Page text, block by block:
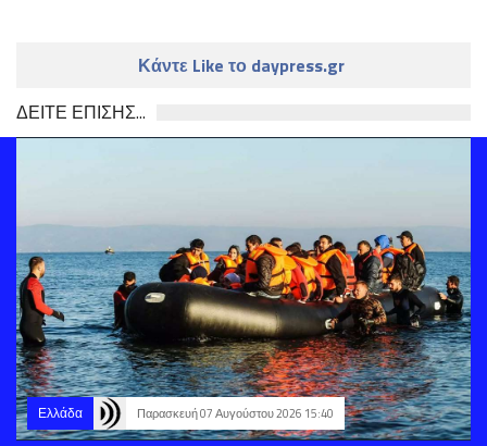
Κάντε Like το daypress.gr
ΔΕΙΤΕ ΕΠΙΣΗΣ...
Ελλάδα Παρασκευή 07 Αυγούστου 2026 15:40